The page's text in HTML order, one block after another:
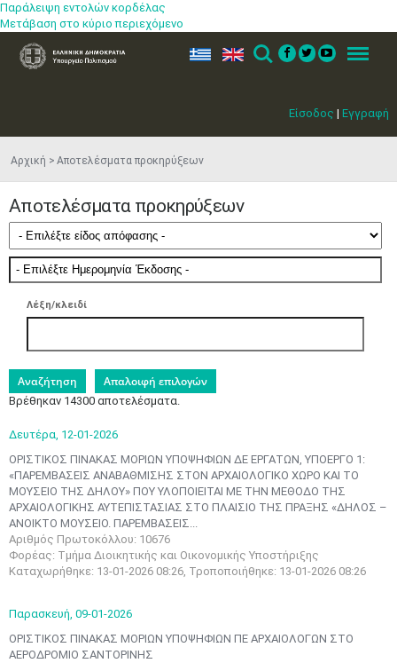
Παράλειψη εντολών κορδέλας
Μετάβαση στο κύριο περιεχόμενο
Είσοδος | Εγγραφή
ελ en Search Menu
Αρχική Αποτελέσματα προκηρύξεων
Αποτελέσματα προκηρύξεων
Λέξη/κλειδί
Βρέθηκαν 14300 αποτελέσματα.
Δευτέρα, 12-01-2026
ΟΡΙΣΤΙΚΟΣ ΠΙΝΑΚΑΣ ΜΟΡΙΩΝ ΥΠΟΨΗΦΙΩΝ ΔΕ ΕΡΓΑΤΩΝ, ΥΠΟΕΡΓΟ 1:
«ΠΑΡΕΜΒΑΣΕΙΣ ΑΝΑΒΑΘΜΙΣΗΣ ΣΤΟΝ ΑΡΧΑΙΟΛΟΓΙΚΟ ΧΩΡΟ ΚΑΙ ΤΟ
ΜΟΥΣΕΙΟ ΤΗΣ ΔΗΛΟΥ» ΠΟΥ ΥΛΟΠΟΙΕΙΤΑΙ ΜΕ ΤΗΝ ΜΕΘΟΔΟ ΤΗΣ
ΑΡΧΑΙΟΛΟΓΙΚΗΣ ΑΥΤΕΠΙΣΤΑΣΙΑΣ ΣΤΟ ΠΛΑΙΣΙΟ ΤΗΣ ΠΡΑΞΗΣ «ΔΗΛΟΣ –
ΑΝΟΙΚΤΟ ΜΟΥΣΕΙΟ. ΠΑΡΕΜΒΑΣΕΙΣ...
Αριθμός Πρωτοκόλλου: 10676
Φορέας: Τμήμα Διοικητικής και Οικονομικής Υποστήριξης
Καταχωρήθηκε: 13-01-2026 08:26, Τροποποιήθηκε: 13-01-2026 08:26
Παρασκευή, 09-01-2026
ΟΡΙΣΤΙΚΟΣ ΠΙΝΑΚΑΣ ΜΟΡΙΩΝ ΥΠΟΨΗΦΙΩΝ ΠΕ ΑΡΧΑΙΟΛΟΓΩΝ ΣΤΟ
ΑΕΡΟΔΡΟΜΙΟ ΣΑΝΤΟΡΙΝΗΣ